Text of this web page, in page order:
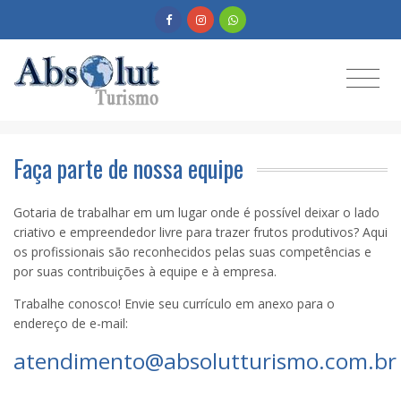
Faça parte de nossa equipe
Gotaria de trabalhar em um lugar onde é possível deixar o lado
criativo e empreendedor livre para trazer frutos produtivos? Aqui
os profissionais são reconhecidos pelas suas competências e
por suas contribuições à equipe e à empresa.
Trabalhe conosco! Envie seu currículo em anexo para o
endereço de e-mail:
atendimento@absolutturismo.com.br